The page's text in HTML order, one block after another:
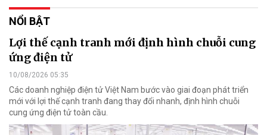
NỔI BẬT
Lợi thế cạnh tranh mới định hình chuỗi cung
ứng điện tử
10/08/2026 05:35
Các doanh nghiệp điện tử Việt Nam bước vào giai đoạn phát triển
mới với lợi thế cạnh tranh đang thay đổi nhanh, định hình chuỗi
cung ứng điện tử toàn cầu.